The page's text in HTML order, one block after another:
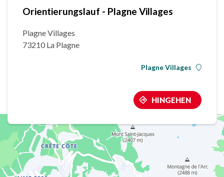
Orientierungslauf - Plagne Villages
Plagne Villages
73210 La Plagne
Plagne Villages
HINGEHEN